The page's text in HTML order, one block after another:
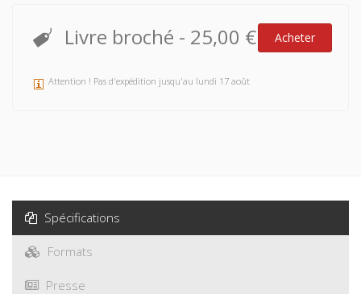
Livre broché - 25,00 € Acheter
Attention ! Pas d'expédition jusqu'au lundi 17 août
Spécifications
Formats
Presse